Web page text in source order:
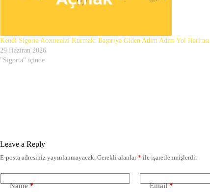
Kendi Sigorta Acentenizi Kurmak: Başarıya Giden Adım Adım Yol Haritası
29 Haziran 2026
"Sigorta" içinde
Leave a Reply
E-posta adresiniz yayınlanmayacak. Gerekli alanlar* ile işaretlenmişlerdir
Name* Email*